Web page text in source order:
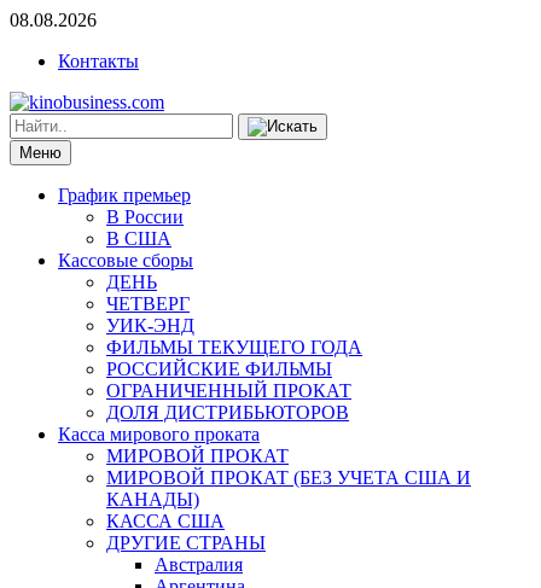
08.08.2026
Контакты
Меню
График премьер
В России
В США
Кассовые сборы
ДЕНЬ
ЧЕТВЕРГ
УИК-ЭНД
ФИЛЬМЫ ТЕКУЩЕГО ГОДА
РОССИЙСКИЕ ФИЛЬМЫ
ОГРАНИЧЕННЫЙ ПРОКАТ
ДОЛЯ ДИСТРИБЬЮТОРОВ
Касса мирового проката
МИРОВОЙ ПРОКАТ
МИРОВОЙ ПРОКАТ (БЕЗ УЧЕТА США И
КАНАДЫ)
КАССА США
ДРУГИЕ СТРАНЫ
Австралия